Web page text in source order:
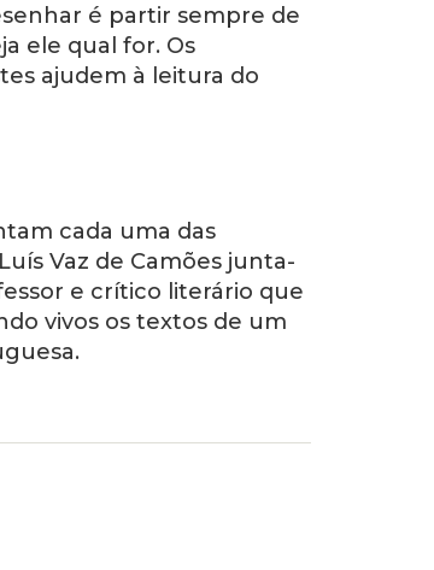
é partir sempre de
ele qual for. Os
ajudem à leitura do
cada uma das
Vaz de Camões junta-
e crítico literário que
vivos os textos de um